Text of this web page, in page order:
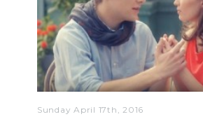
Sunday April 17th, 2016